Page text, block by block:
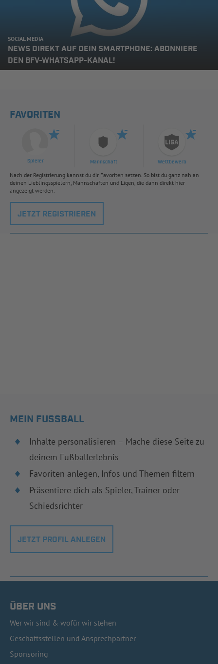
SOCIAL MEDIA
NEWS DIREKT AUF DEIN SMARTPHONE: ABONNIERE
DEN BFV-WHATSAPP-KANAL!
FAVORITEN
Spieler Mannschaft Wettbewerb
Nach der Registrierung kannst du dir Favoriten setzen. So bist du ganz nah an
deinen Lieblingsspielern, Mannschaften und Ligen, die dann direkt hier
angezeigt werden.
JETZT REGISTRIEREN
MEIN FUSSBALL
Inhalte personalisieren – Mache diese Seite zu
deinem Fußballerlebnis
Favoriten anlegen, Infos und Themen filtern
Präsentiere dich als Spieler, Trainer oder
Schiedsrichter
JETZT PROFIL ANLEGEN
ÜBER UNS
Wer wir sind & wofür wir stehen
Geschäftsstellen und Ansprechpartner
Sponsoring